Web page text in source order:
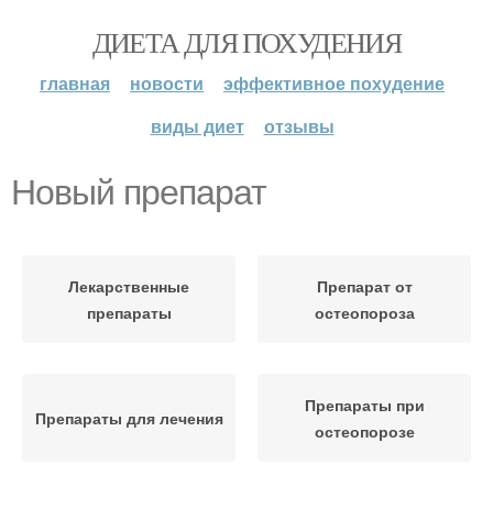
ДИЕТА ДЛЯ ПОХУДЕНИЯ
главная новости
эффективное похудение
виды диет
отзывы
Новый препарат
Лекарственные
препараты
Препарат от
остеопороза
Препараты для лечения
Препараты при
остеопорозе